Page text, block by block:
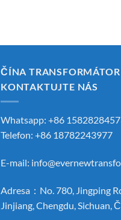
ČÍNA TRANSFORMÁTOR
KONTAKTUJTE NÁS
Whatsapp: +86
Telefon: +86 18782243977
E-mail:
Adresa：No. 780, Jingping
Jinjiang, Chengdu, Sichuan,